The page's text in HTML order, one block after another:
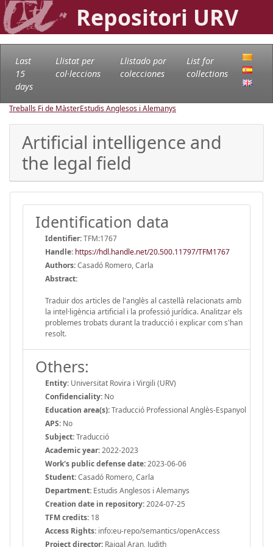
Repositori URV
Last
15
days
Llistat per
col·leccions
Llistado por
colecciones
List for
collections
Treballs Fi de MàsterEstudis Anglesos i Alemanys
Artificial intelligence and
the legal field
Identification data
Identifier:TFM:1767
Handle: https://hdl.handle.net/20.500.11797/TFM1767
Authors:Casadó Romero, Carla
Abstract:
Traduir dos articles de l'anglès al castellà relacionats amb
la intel·ligència artificial i la professió jurídica. Analitzar els
problemes trobats durant la traducció i explicar com s'han
resolt.
Others:
Entity: Universitat Rovira i Virgili (URV)
Confidenciality: No
Education area(s):Traducció Professional Anglès-Espanyol
APS: No
Subject:Traducció
Academic year:2022-2023
Work's public defense date:2023-06-06
Student:Casadó Romero, Carla
Department: Estudis Anglesos i Alemanys
Creation date in repository:2024-07-25
TFM credits: 18
Access Rights: info:eu-repo/semantics/openAccess
Project director: Raigal Aran, Judith